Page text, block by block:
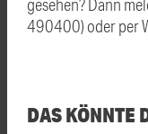
gesehen? Dann
490400) oder per
DAS KÖNNTE